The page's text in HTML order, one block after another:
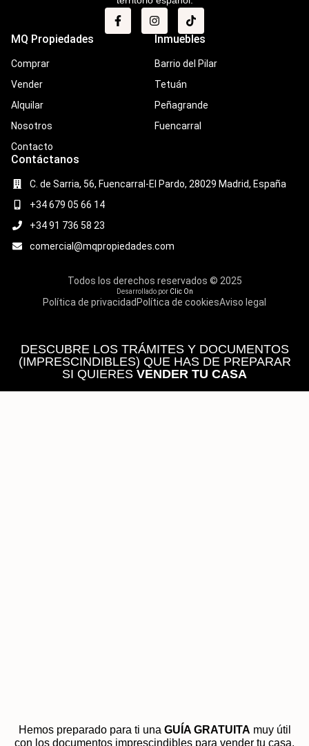
MQ Propiedades
Comprar
Vender
Alquilar
Nosotros
Contacto
Inmuebles
Barrio del Pilar
Tetuán
Peñagrande
Fuencarral
Contáctanos
C. de Sarria, 56, Fuencarral-El Pardo, 28029 Madrid, España
+34 679 05 66 14
+34 91 736 58 23
comercial@mqpropiedades.com
Todos los derechos reservados © 2025
Desarrollado por Clic On
Política de privacidad Política de cookiesAviso legal
DESCUBRE LOS TRÁMITES Y DOCUMENTOS
(IMPRESCINDIBLES) QUE HAS DE PREPARAR
SI QUIERES VENDER TU CASA
Hemos preparado para ti una GUÍA GRATUITA muy útil
con los documentos imprescindibles para vender tu casa.